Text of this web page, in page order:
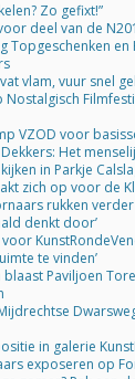
Zo gefixt!”
deel van de N201
Topgeschenken en
vlam, vuur snel
Nostalgisch
VZOD voor
Het
in Parkje
zich op voor de
rukken
denkt door’
te vinden’
blaast Paviljoen
in galerie
exposeren op